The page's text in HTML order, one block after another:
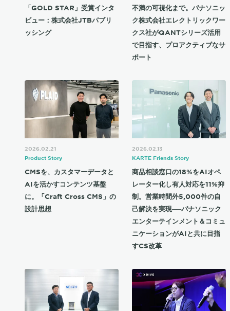
「GOLD STAR」受賞インタ
ビュー：株式会社JTBパブリ
ッシング
不満の可視化まで。パナソニッ
ク株式会社エレクトリックワー
クス社がQANTシリーズ活用
で目指す、プロアクティブなサ
ポート
2026.02.21
Product Story
CMSを、カスタマーデータと
AIを活かすコンテンツ基盤
に。「Craft Cross CMS」の
設計思想
2026.02.13
KARTE Friends Story
商品相談窓口の18%をAIオペ
レーター化し有人対応を11%抑
制。営業時間外5,000件の自
己解決を実現──パナソニック
エンターテインメント＆コミュ
ニケーションがAIと共に目指
すCS改革